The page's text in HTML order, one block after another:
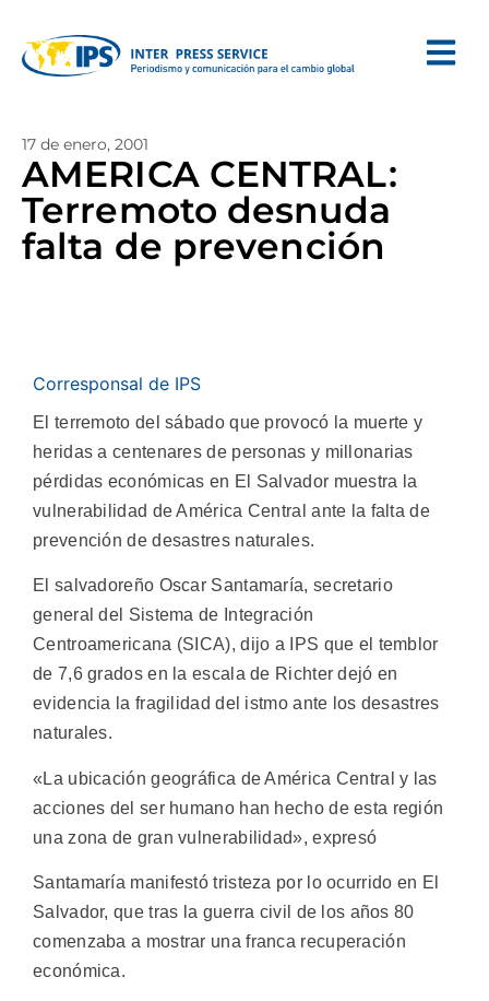
17 de enero, 2001
AMERICA CENTRAL:
Terremoto desnuda
falta de prevención
Corresponsal de IPS
El terremoto del sábado que provocó la muerte y
heridas a centenares de personas y millonarias
pérdidas económicas en El Salvador muestra la
vulnerabilidad de América Central ante la falta de
prevención de desastres naturales.
El salvadoreño Oscar Santamaría, secretario
general del Sistema de Integración
Centroamericana (SICA), dijo a IPS que el temblor
de 7,6 grados en la escala de Richter dejó en
evidencia la fragilidad del istmo ante los desastres
naturales.
«La ubicación geográfica de América Central y las
acciones del ser humano han hecho de esta región
una zona de gran vulnerabilidad», expresó
Santamaría manifestó tristeza por lo ocurrido en El
Salvador, que tras la guerra civil de los años 80
comenzaba a mostrar una franca recuperación
económica.